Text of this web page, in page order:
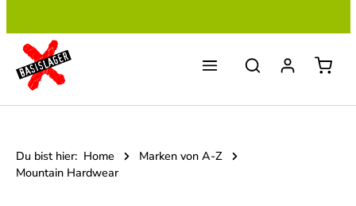
Du bist hier: Home
Marken von A-Z
Mountain Hardwear